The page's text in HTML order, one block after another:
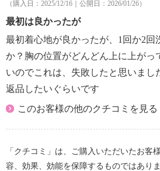
（購入日：2025/12/16｜公開日：2026/01/26）
最初は良かったが
最初着心地が良かったが、1回か2回
か？胸の位置がどんどん上に上がっ
いのでこれは、失敗したと思いまし
返品したいぐらいです
このお客様の他のクチコミを見る
「クチコミ」は、ご購入いただいたお客
容、効果、効能を保障するものではありま